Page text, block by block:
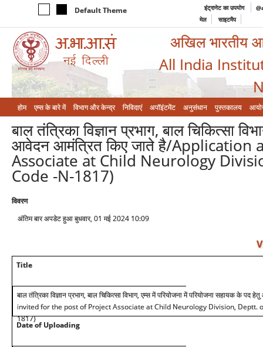
Default Theme इंट्रानेट का उपयोग
मेल
साइटमैप
अखिल भारतीय
All India
होम एम्‍स के बारे में विभाग और केन्‍द्र निविदाएं अपॉइंटमेंट अनुसंधान पुस्तकालय
बाल तंत्रिका विज्ञान प्रभाग, बाल चिकित्सा
आवेदन आमंत्रित किए जाते है/
Associate at Child Neurology
Code -N-1817)
विवरण
अंतिम बार अपडेट हुआ बुधवार, 01 मई 2024 10:09
Title
बाल तंत्रिका विज्ञान प्रभाग, बाल चिकित्सा विभाग, एम्स में परियोजना में परियोजना सहायक के पद
invited for the post of Project Associate at Child Neurology Division, Deptt.
1817)
Date of Uploading